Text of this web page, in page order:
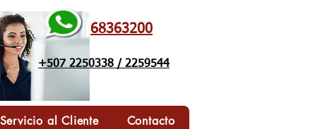
68363200
+507 2250338 / 2259544
Servicio al Cliente Contacto